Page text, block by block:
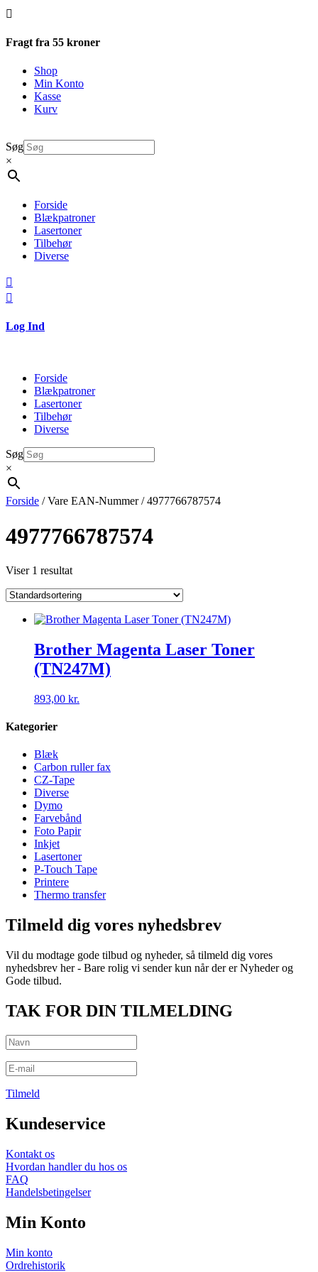

Fragt fra 55 kroner
Shop
Min Konto
Kasse
Kurv
Søg
×
Forside
Blækpatroner
Lasertoner
Tilbehør
Diverse


Log Ind
Forside
Blækpatroner
Lasertoner
Tilbehør
Diverse
Søg
×
Forside / Vare EAN-Nummer / 4977766787574
4977766787574
Viser 1 resultat
Brother Magenta Laser Toner
(TN247M)
893,00 kr.
Kategorier
Blæk
Carbon ruller fax
CZ-Tape
Diverse
Dymo
Farvebånd
Foto Papir
Inkjet
Lasertoner
P-Touch Tape
Printere
Thermo transfer
Tilmeld dig vores nyhedsbrev
Vil du modtage gode tilbud og nyheder, så tilmeld dig vores
nyhedsbrev her - Bare rolig vi sender kun når der er Nyheder og
Gode tilbud.
TAK FOR DIN TILMELDING
Tilmeld
Kundeservice
Kontakt os
Hvordan handler du hos os
FAQ
Handelsbetingelser
Min Konto
Min konto
Ordrehistorik